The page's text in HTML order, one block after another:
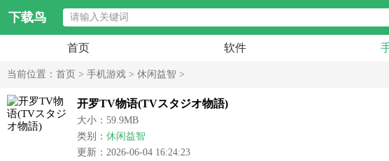
下载鸟
首页 软件
当前位置： 首页 > 手机游戏 > 休闲益智 >
开罗TV物语(TVスタジオ物語)
大小：59.9MB
类别： 休闲益智
更新：2026-06-04 16:24:23